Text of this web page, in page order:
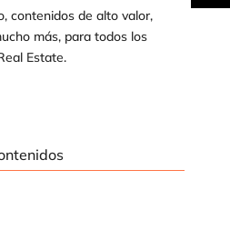
contenidos de alto valor,
más, para todos los
Estate.